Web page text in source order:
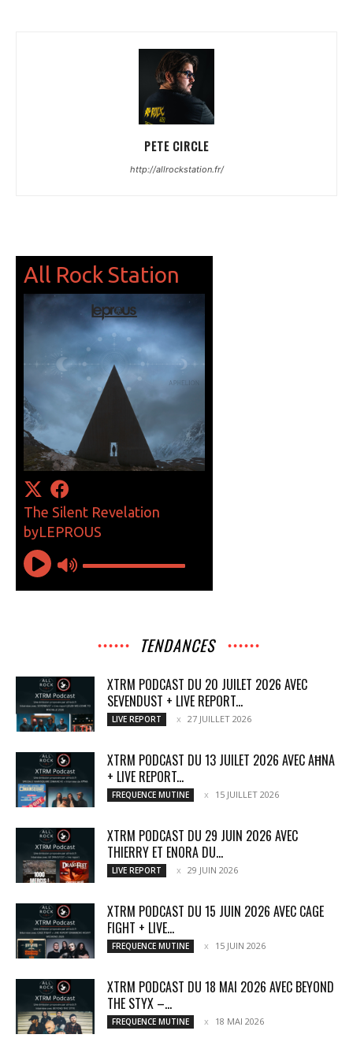
PETE CIRCLE
http://allrockstation.fr/
TENDANCES
XTRM PODCAST DU 20 JUILET 2026 AVEC
SEVENDUST + LIVE REPORT...
LIVE REPORT 27 JUILLET 2026
XTRM PODCAST DU 13 JUILET 2026 AVEC AĦNA
+ LIVE REPORT...
FREQUENCE MUTINE 15 JUILLET 2026
XTRM PODCAST DU 29 JUIN 2026 AVEC
THIERRY ET ENORA DU...
LIVE REPORT 29 JUIN 2026
XTRM PODCAST DU 15 JUIN 2026 AVEC CAGE
FIGHT + LIVE...
FREQUENCE MUTINE 15 JUIN 2026
XTRM PODCAST DU 18 MAI 2026 AVEC BEYOND
THE STYX –...
FREQUENCE MUTINE 18 MAI 2026